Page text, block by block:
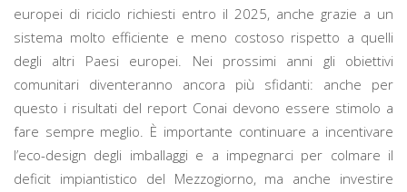
europei di riciclo richiesti entro il 2025, anche grazie a un
sistema molto efficiente e meno costoso rispetto a quelli
degli altri Paesi europei. Nei prossimi anni gli obiettivi
comunitari diventeranno ancora più sfidanti: anche per
questo i risultati del report Conai devono essere stimolo a
fare sempre meglio. È importante continuare a incentivare
l’eco-design degli imballaggi e a impegnarci per colmare il
deficit impiantistico del Mezzogiorno, ma anche investire